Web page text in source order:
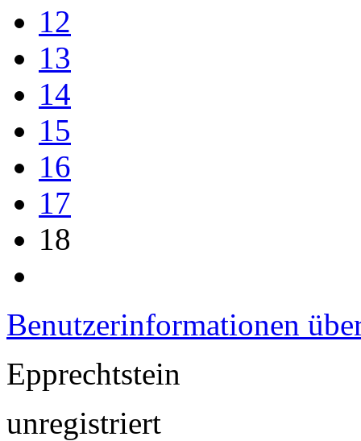
12
13
14
15
16
17
18
Benutzerinformationen
Epprechtstein
unregistriert